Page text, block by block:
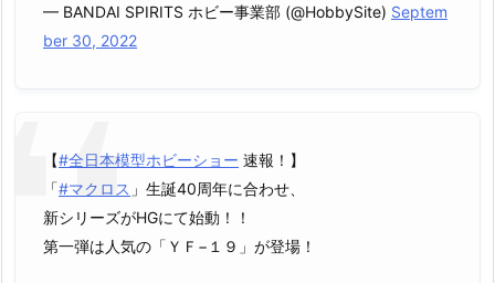
— BANDAI SPIRITS ホビー事業部 (@HobbySite) Septem
ber 30, 2022
【#全日本模型ホビーショー 速報！】
「#マクロス 」生誕40周年に合わせ、
新シリーズがHGにて始動！！
第一弾は人気の「ＹＦ−１９」が登場！